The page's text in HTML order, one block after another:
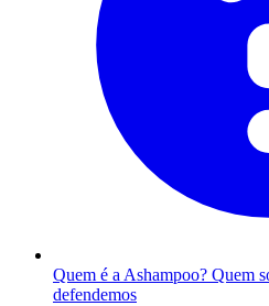
Quem é a Ashampoo? Quem
defendemos